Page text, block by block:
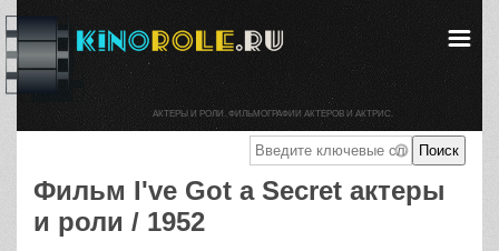
Фильм I've Got a Secret актеры
и роли / 1952
АКТЕРЫ И РОЛИ. ФИЛЬМОГРАФИИ АКТЕРОВ И АКТРИС.